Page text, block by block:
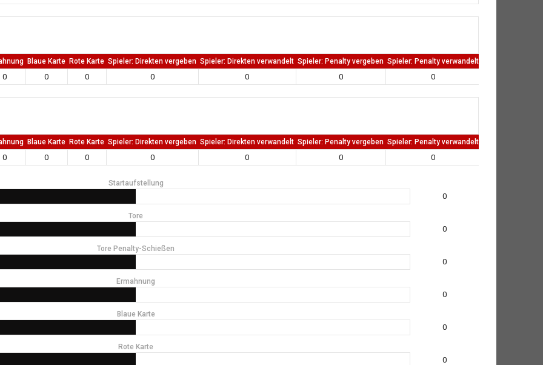
Blaue Karte Rote Karte Spieler: Direkten vergeben Spieler: Direkten verwandelt Spieler: Penalty vergeben Spieler: Penalty verwandelt
0 0 0 0 0 0 0
Blaue Karte Rote Karte Spieler: Direkten vergeben Spieler: Direkten verwandelt Spieler: Penalty vergeben Spieler: Penalty verwandelt
0 0 0 0 0 0 0
Startaufstellung
0
Tore
0
Tore Penalty-Schießen
0
Ermahnung
0
Blaue Karte
0
Rote Karte
0